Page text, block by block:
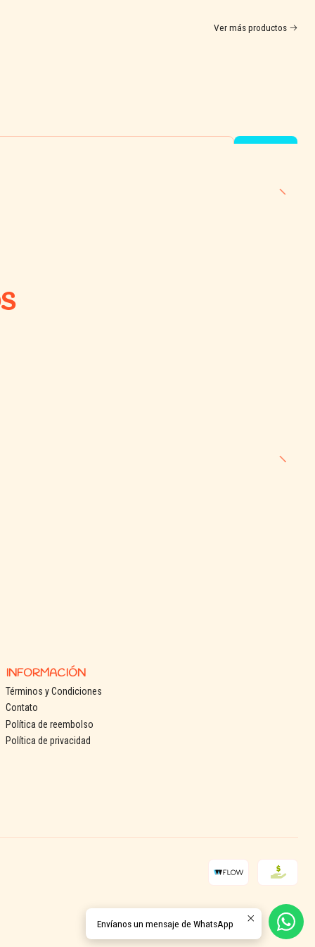
Ver más productos
INFORMACIÓN
Términos y Condiciones
Contato
Política de reembolso
Política de privacidad
Envíanos un mensaje de WhatsApp